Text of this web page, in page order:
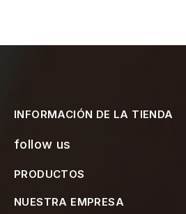
INFORMACIÓN DE LA TIENDA
follow us
PRODUCTOS
NUESTRA EMPRESA